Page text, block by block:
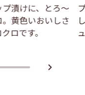
漬けに、とろ〜
黄色いおいしさ
ロです。
navigate_next